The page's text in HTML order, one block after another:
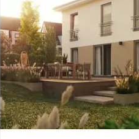
Sie suchen?